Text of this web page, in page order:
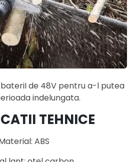
bateriI de 48V pentru a-l putea
indelungata.
TEHNICE
ABS